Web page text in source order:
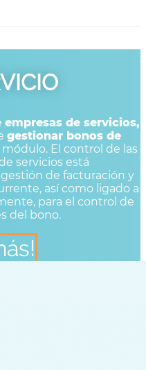
de servicios,
gestionar bonos de
El control de las
servicios está
de facturación y
así como ligado a
para el control de
del bono.